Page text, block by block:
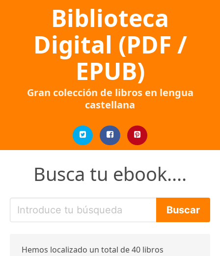
Biblioteca
Digital (PDF /
EPUB)
Gran colección de libros en lengua
castellana
Busca tu ebook....
Hemos localizado un total de 40 libros